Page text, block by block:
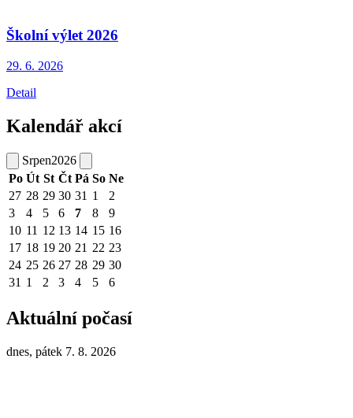
Školní výlet 2026
29. 6. 2026
Detail
Kalendář akcí
Srpen2026
Po Út St Čt Pá So Ne
27 28 29 30 31 1
2
3
4 5 6 7 8
9
10 11 12 13 14 15 16
17 18 19 20 21 22 23
24 25 26 27 28 29 30
31 1 2 3 4 5 6
Aktuální počasí
dnes, pátek 7. 8. 2026